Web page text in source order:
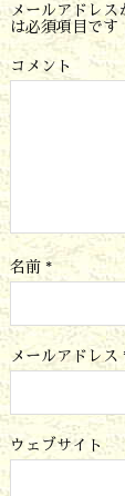
メールアドレス
は必須項目です
コメント
名前 *
メールアドレス
ウェブサイト